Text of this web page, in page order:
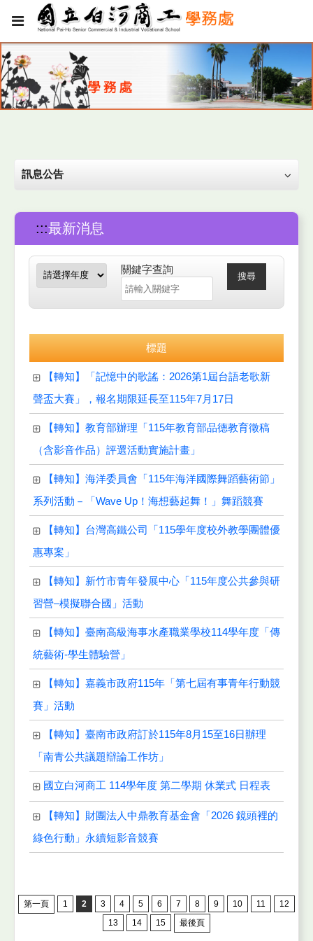
訊息公告
:::最新消息
關鍵字查詢
搜尋
標題
【轉知】「記憶中的歌謠：2026第1屆台語老歌新
聲盃大賽」，報名期限延長至115年7月17日
【轉知】教育部辦理「115年教育部品德教育徵稿
（含影音作品）評選活動實施計畫」
【轉知】海洋委員會「115年海洋國際舞蹈藝術節」
系列活動－「Wave Up！海想藝起舞！」舞蹈競賽
【轉知】台灣高鐵公司「115學年度校外教學團體優
惠專案」
【轉知】新竹市青年發展中心「115年度公共參與研
習營–模擬聯合國」活動
【轉知】臺南高級海事水產職業學校114學年度「傳
統藝術-學生體驗營」
【轉知】嘉義市政府115年「第七屆有事青年行動競
賽」活動
【轉知】臺南市政府訂於115年8月15至16日辦理
「南青公共議題辯論工作坊」
國立白河商工 114學年度 第二學期 休業式 日程表
【轉知】財團法人中鼎教育基金會「2026 鏡頭裡的
綠色行動」永續短影音競賽
第一頁 1 2 3 4 5 6 7 8 9 10 11
12
13
14 15 最後頁